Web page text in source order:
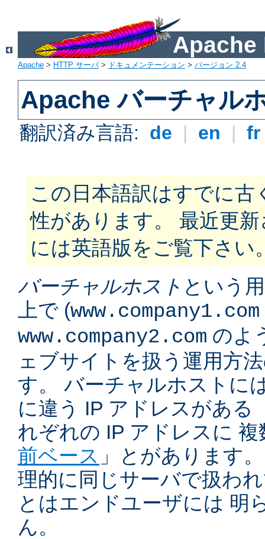
Apache
Apache > HTTP サーバ> ドキュメンテーション > バージョン 2.4
Apache バーチャル
翻訳済み言語: de | en |
この日本語訳はすでに古
性があります。 最近更
には英語版をご覧下さい
バーチャルホスト という
上で (www.company1.com
www.company2.com のよ
ェブサイトを扱う運用方
す。 バーチャルホストに
に違う IP アドレスがある
れぞれの IP アドレスに
前ベース 」とがあります
理的に同じサーバで扱わ
とはエンドユーザには 明
ん。